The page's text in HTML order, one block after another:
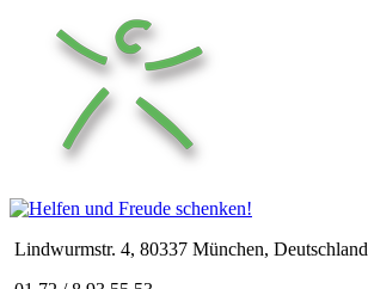
Lindwurmstr. 4, 80337 München, Deutschland